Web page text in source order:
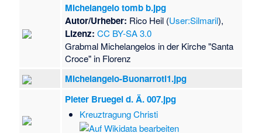
Michelangelo tomb b.jpg
Autor/Urheber: Rico Heil (User:Silmaril),
Lizenz: CC BY-SA 3.0
Grabmal Michelangelos in der Kirche "Santa
Croce" in Florenz
Michelangelo-Buonarroti1.jpg
Pieter Bruegel d. Ä. 007.jpg
Kreuztragung Christi